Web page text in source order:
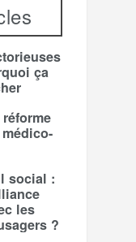
ça
social :
les
?